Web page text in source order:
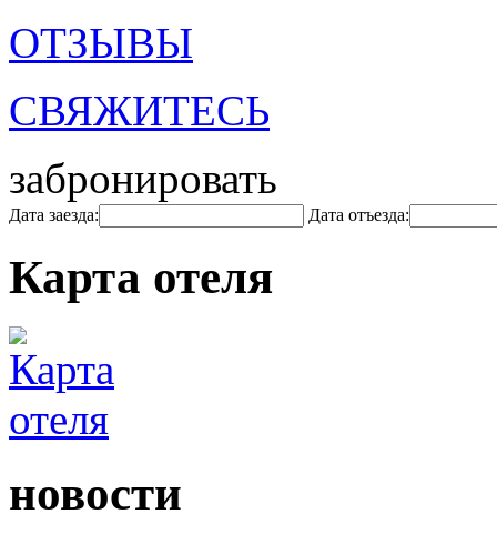
ОТЗЫВЫ
СВЯЖИТЕСЬ
забронировать
Дата заезда: Дата отъезда:
Карта отеля
новости